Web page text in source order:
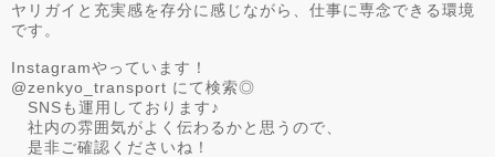
ヤリガイと充実感を存分に感じながら、仕事に専念できる環境
です。
Instagramやっています！
@zenkyo_transport にて検索◎
SNSも運用しております♪
社内の雰囲気がよく伝わるかと思うので、
是非ご確認くださいね！